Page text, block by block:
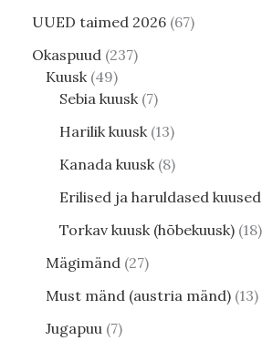
UUED taimed 2026 67
Okaspuud 237
Kuusk 49
Sebia kuusk 7
Harilik kuusk 13
Kanada kuusk 8
Erilised ja haruldased kuused
Torkav kuusk (hõbekuusk) 18
Mägimänd 27
Must mänd (austria mänd) 13
Jugapuu 7